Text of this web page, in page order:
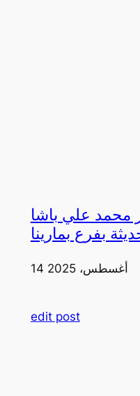
محمد علي باشا
بفرع بمارينا
14 أغسطس، 2025
edit post